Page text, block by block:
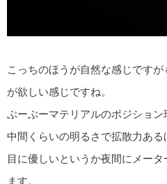
こっちのほうが自然な感じです
が欲しい感じですね。
ぶーぶーマテリアルのポジショ
中間くらいの明るさで拡散力ある
目に優しいというか夜間にメー
ます。